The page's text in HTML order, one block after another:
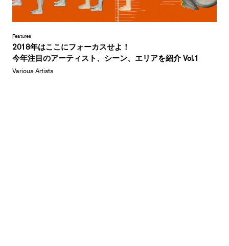
Features
2018年はここにフォーカスせよ！
今年注目のアーティスト、シーン、エリアを紹介 Vol.1
Various Artists